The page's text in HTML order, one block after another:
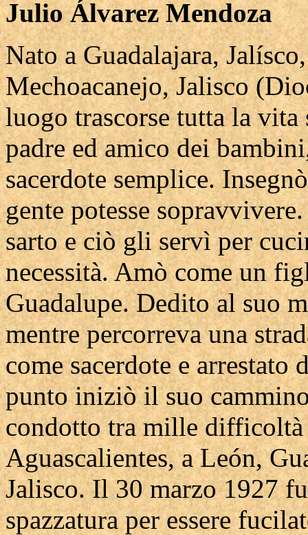
Julio Álvarez Mendoza
Nato a Guadalajara,
Mechoacanejo, Jalisco
luogo trascorse tutta la vita
padre ed amico dei
sacerdote semplice.
gente potesse
sarto e ciò gli servì per
necessità. Amò come un
Guadalupe. Dedito al suo
mentre percorreva una
come sacerdote e
punto iniziò il suo
condotto tra mille
Aguascalientes, a León,
Jalisco. Il 30 marzo 1927
spazzatura per essere